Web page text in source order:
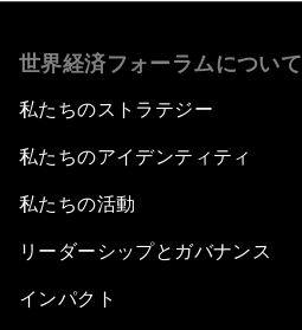
世界経済フォーラムについて
私たちのストラテジー
私たちのアイデンティティ
私たちの活動
リーダーシップとガバナンス
インパクト